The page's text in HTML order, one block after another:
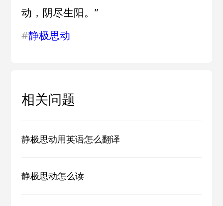
动，阴尽生阳。”
#静极思动
相关问题
静极思动用英语怎么翻译
静极思动怎么读